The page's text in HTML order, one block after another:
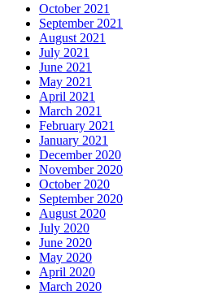
October 2021
September 2021
August 2021
July 2021
June 2021
May 2021
April 2021
March 2021
February 2021
January 2021
December 2020
November 2020
October 2020
September 2020
August 2020
July 2020
June 2020
May 2020
April 2020
March 2020